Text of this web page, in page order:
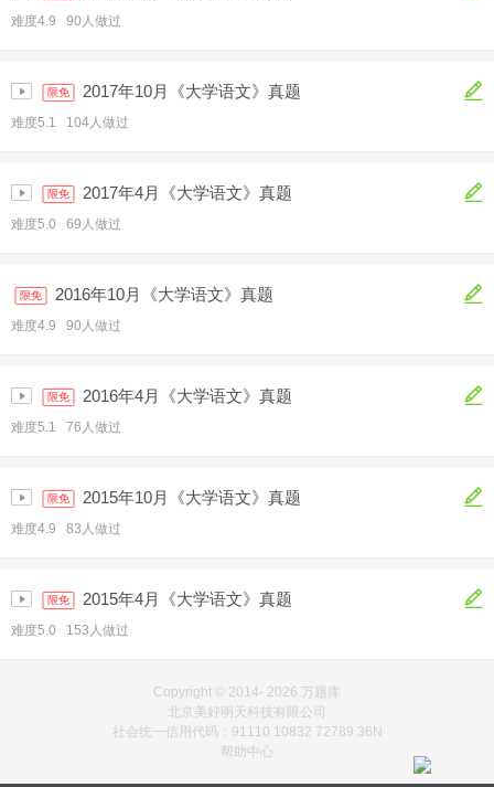
难度4.9 90人做过
限免 2017年10月《大学语文》真题
难度5.1 104人做过
限免 2017年4月《大学语文》真题
难度5.0 69人做过
限免 2016年10月《大学语文》真题
难度4.9 90人做过
限免 2016年4月《大学语文》真题
难度5.1 76人做过
限免 2015年10月《大学语文》真题
难度4.9 83人做过
限免 2015年4月《大学语文》真题
难度5.0 153人做过
Copyright © 2014- 2026 万题库
北京美好明天科技有限公司
社会统一信用代码：91110 10832 72789 36N
帮助中心